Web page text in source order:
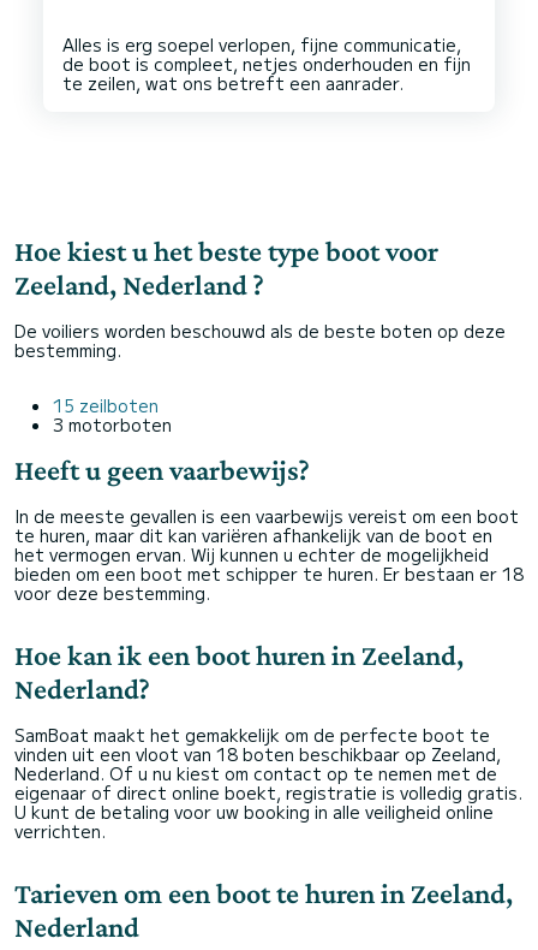
Alles is erg soepel verlopen, fijne communicatie,
de boot is compleet, netjes onderhouden en fijn
Hoe kiest u het beste type boot voor
Zeeland, Nederland ?
De voiliers worden beschouwd als de beste boten op deze
bestemming.
15 zeilboten
3 motorboten
Heeft u geen vaarbewijs?
In de meeste gevallen is een vaarbewijs vereist om een boot
te huren, maar dit kan variëren afhankelijk van de boot en
het vermogen ervan. Wij kunnen u echter de mogelijkheid
bieden om een boot met schipper te huren. Er bestaan er 18
voor deze bestemming.
Hoe kan ik een boot huren in Zeeland,
Nederland?
SamBoat maakt het gemakkelijk om de perfecte boot te
vinden uit een vloot van 18 boten beschikbaar op Zeeland,
Nederland. Of u nu kiest om contact op te nemen met de
eigenaar of direct online boekt, registratie is volledig gratis.
U kunt de betaling voor uw booking in alle veiligheid online
verrichten.
Tarieven om een boot te huren in Zeeland,
Nederland